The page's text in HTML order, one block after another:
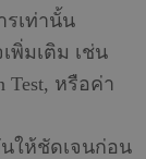
รเท่านั้น
พิ่มเติม เช่น
Test, หรือค่า
ให้ชัดเจนก่อน